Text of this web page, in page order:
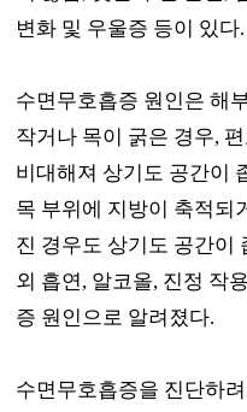
변화 및 우울증 등이 있다.
수면무호흡증 원인은 해
작거나 목이 굵은 경우,
비대해져 상기도 공간이
목 부위에 지방이 축적되
진 경우도 상기도 공간이
외 흡연, 알코올, 진정 작
증 원인으로 알려졌다.
수면무호흡증을 진단하